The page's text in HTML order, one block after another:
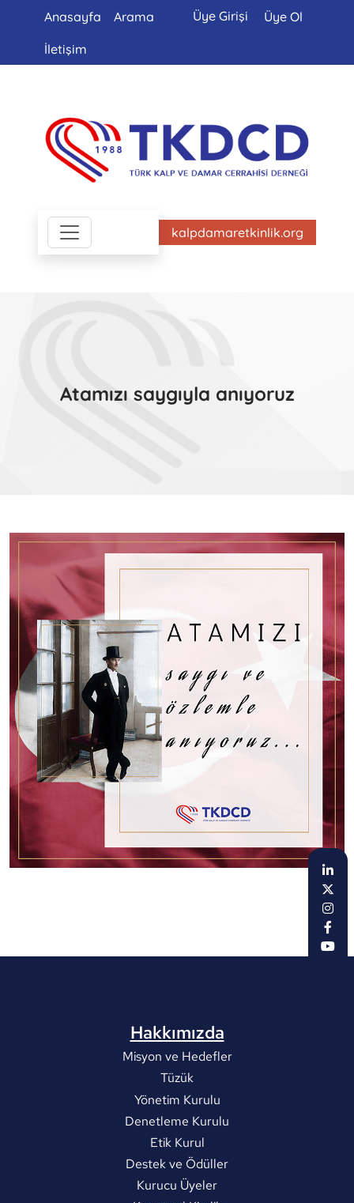
Anasayfa Arama Üye Girişi Üye Ol
İletişim
kalpdamaretkinlik.org
Atamızı saygıyla anıyoruz
Hakkımızda
Misyon ve Hedefler
Tüzük
Yönetim Kurulu
Denetleme Kurulu
Etik Kurul
Destek ve Ödüller
Kurucu Üyeler